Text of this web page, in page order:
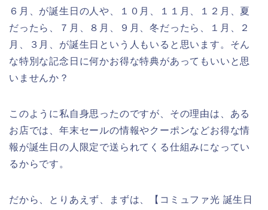
６月、が誕生日の人や、１０月、１１月、１２月、夏
だったら、７月、８月、９月、冬だったら、１月、２
月、３月、が誕生日という人もいると思います。そん
な特別な記念日に何かお得な特典があってもいいと思
いませんか？
このように私自身思ったのですが、その理由は、ある
お店では、年末セールの情報やクーポンなどお得な情
報が誕生日の人限定で送られてくる仕組みになってい
るからです。
だから、とりあえず、まずは、【コミュファ光 誕生日